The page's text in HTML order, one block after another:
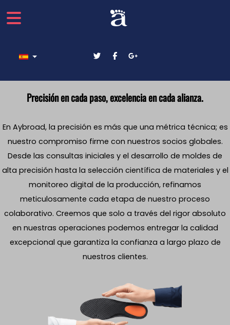
Seleccione su idioma
Precisión en cada paso, excelencia en cada alianza.
En Aybroad, la precisión es más que una métrica técnica; es
nuestro compromiso firme con nuestros socios globales.
Desde las consultas iniciales y el desarrollo de moldes de
alta precisión hasta la selección científica de materiales y el
monitoreo digital de la producción, refinamos
meticulosamente cada etapa de nuestro proceso
colaborativo. Creemos que solo a través del rigor absoluto
en nuestras operaciones podemos entregar la calidad
excepcional que garantiza la confianza a largo plazo de
nuestros clientes.